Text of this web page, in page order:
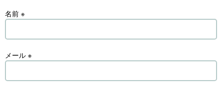
名前 ※
メール ※